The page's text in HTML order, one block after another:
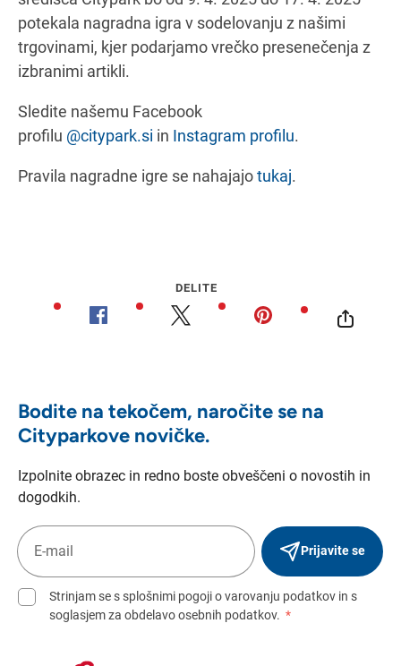
potekala nagradna igra v sodelovanju z našimi
trgovinami, kjer podarjamo vrečko presenečenja z
izbranimi artikli.
Sledite našemu Facebook
profilu @citypark.si in Instagram profilu.
Pravila nagradne igre se nahajajotukaj.
DELITE
Bodite na tekočem, naročite se na
Cityparkove novičke.
Izpolnite obrazec in redno boste obveščeni o novostih in
dogodkih.
Prijavite se
Strinjam se s splošnimi pogoji o varovanju podatkov in s
soglasjem za obdelavo osebnih podatkov. *